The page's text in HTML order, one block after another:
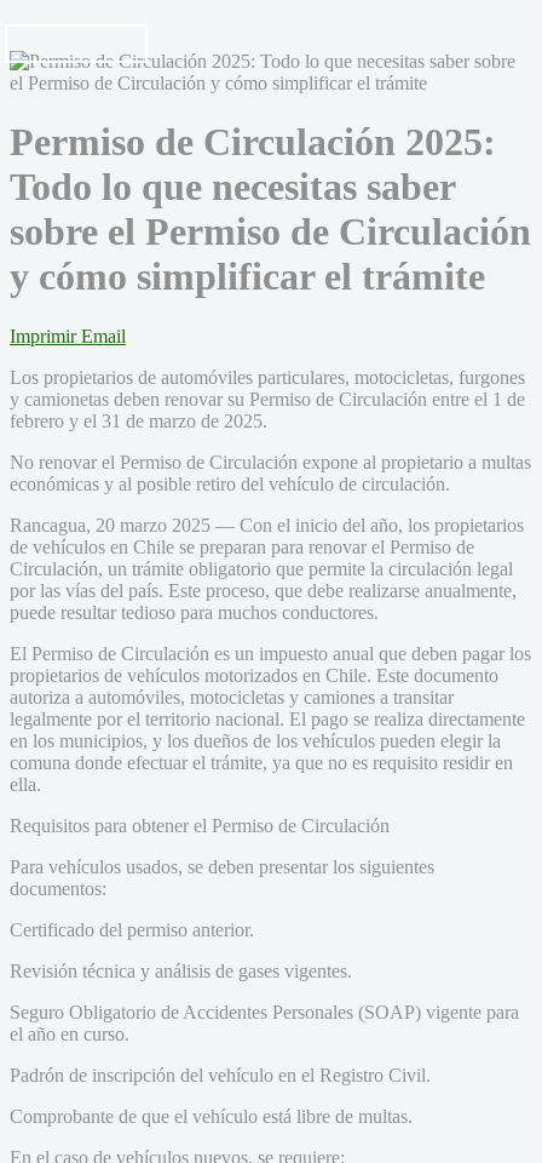
Permiso de Circulación 2025:
Todo lo que necesitas saber
sobre el Permiso de Circulación
y cómo simplificar el trámite
Imprimir Email
Los propietarios de automóviles particulares, motocicletas, furgones
y camionetas deben renovar su Permiso de Circulación entre el 1 de
febrero y el 31 de marzo de 2025.
No renovar el Permiso de Circulación expone al propietario a multas
económicas y al posible retiro del vehículo de circulación.
Rancagua, 20 marzo 2025 — Con el inicio del año, los propietarios
de vehículos en Chile se preparan para renovar el Permiso de
Circulación, un trámite obligatorio que permite la circulación legal
por las vías del país. Este proceso, que debe realizarse anualmente,
puede resultar tedioso para muchos conductores.
El Permiso de Circulación es un impuesto anual que deben pagar los
propietarios de vehículos motorizados en Chile. Este documento
autoriza a automóviles, motocicletas y camiones a transitar
legalmente por el territorio nacional. El pago se realiza directamente
en los municipios, y los dueños de los vehículos pueden elegir la
comuna donde efectuar el trámite, ya que no es requisito residir en
ella.
Requisitos para obtener el Permiso de Circulación
Para vehículos usados, se deben presentar los siguientes
documentos:
Certificado del permiso anterior.
Revisión técnica y análisis de gases vigentes.
Seguro Obligatorio de Accidentes Personales (SOAP) vigente para
el año en curso.
Padrón de inscripción del vehículo en el Registro Civil.
Comprobante de que el vehículo está libre de multas.
En el caso de vehículos nuevos, se requiere: